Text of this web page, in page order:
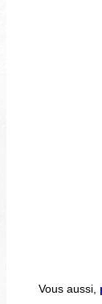
Vous aussi,